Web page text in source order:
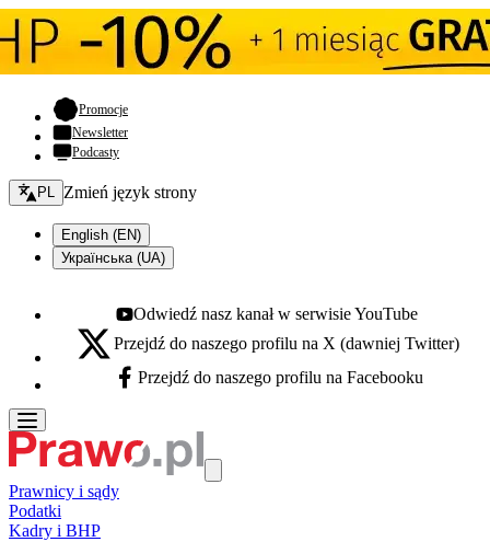
Promocje- otwiera się w nowej karcie
Newsletter
Podcasty
Zmień język - bieżący:
PL Zmień język strony
English (EN)
Українська (UA)
Youtube - otwiera się w nowej karcie
Odwiedź nasz kanał w serwisie YouTube
X - otwiera się w nowej karcie
Przejdź do naszego profilu na X (dawniej Twitter)
Facebook - otwiera się w nowej karcie
Przejdź do naszego profilu na Facebooku
Prawnicy i sądy
Podatki
Kadry i BHP